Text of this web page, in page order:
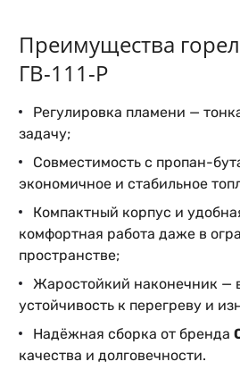
Преимущества
ГВ-111-Р
Регулировка пламени —
задачу;
Совместимость с пропан-
экономичное и стабильное
Компактный корпус и
комфортная работа даже в
пространстве;
Жаростойкий наконечник —
устойчивость к перегреву и
Надёжная сборка от бренда
качества и долговечности.